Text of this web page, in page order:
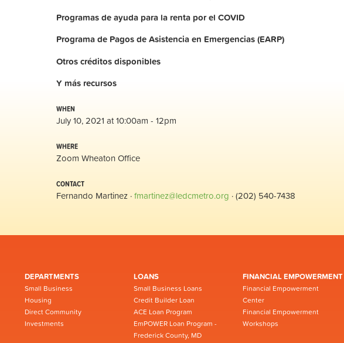
Programas de ayuda para la renta por el COVID
Programa de Pagos de Asistencia en Emergencias (EARP)
Otroscréditosdisponibles
Y más recursos
WHEN
July 10, 2021 at 10:00am - 12pm
WHERE
Zoom Wheaton Office
CONTACT
Fernando Martinez ·fmartinez@ledcmetro.org · (202) 540-7438
DEPARTMENTS
Small Business
Housing
Direct Community
Investments
LOANS
Small Business Loans
Credit Builder Loan
ACE Loan Program
EmPOWER Loan Program -
Frederick County, MD
FINANCIAL EMPOWERMENT
Financial Empowerment
Center
Financial Empowerment
Workshops